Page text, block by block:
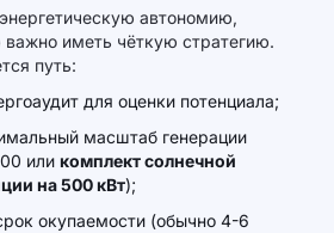
автономию,
иметь чёткую стратегию.
путь:
для оценки потенциала;
масштаб генерации
или комплект солнечной
на 500 кВт);
окупаемости (обычно 4-6